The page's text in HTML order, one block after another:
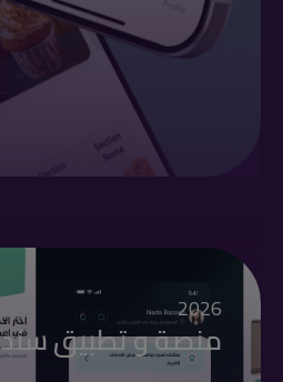
2026
منصة و تطبيق سند